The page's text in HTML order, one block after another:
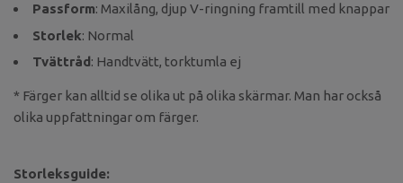
Passform: Maxilång, djup V-ringning framtill med knappar
Storlek: Normal
Tvättråd: Handtvätt, torktumla ej
* Färger kan alltid se olika ut på olika skärmar. Man har också
olika uppfattningar om färger.
Storleksguide: